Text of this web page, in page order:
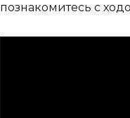
познакомитесь с